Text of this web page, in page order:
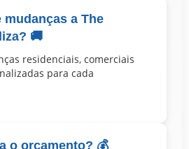
a The
🚚
residenciais, comerciais
para cada
o orçamento? 💰